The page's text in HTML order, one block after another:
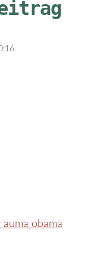
auma obama